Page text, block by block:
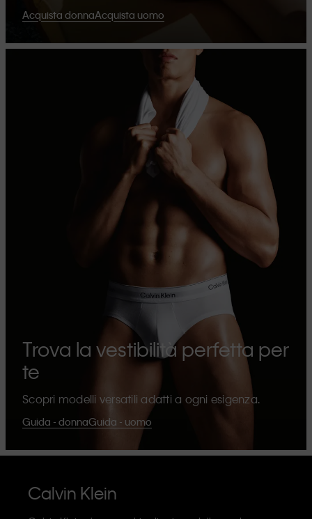
Acquista donnaAcquista uomo
Trova la vestibilità perfetta per
te
Scopri modelli versatili adatti a ogni esigenza.
Guida - donnaGuida - uomo
Calvin Klein